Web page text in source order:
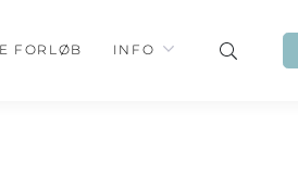
FORLØB INFO